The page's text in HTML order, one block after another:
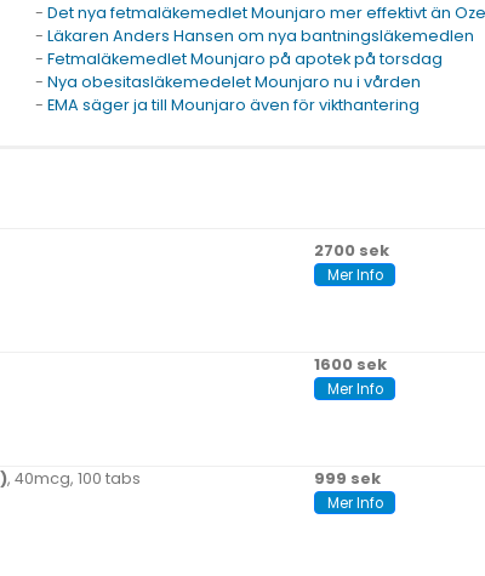
- Det nya fetmaläkemedlet Mounjaro mer effektivt än
- Läkaren Anders Hansen om nya bantningsläkemedlen
- Fetmaläkemedlet Mounjaro på apotek på torsdag
- Nya obesitasläkemedelet Mounjaro nu i vården
- EMA säger ja till Mounjaro även för vikthantering
2700 sek
Mer Info
1600 sek
Mer Info
, 40mcg, 100 tabs 999 sek
Mer Info